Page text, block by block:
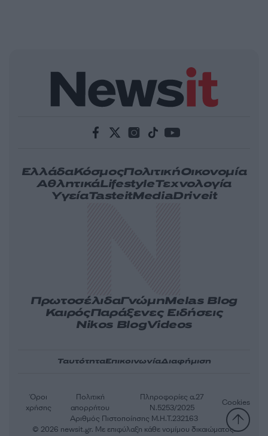
ΕλλάδαΚόσμοςΠολιτικήΟικονομία
ΑθλητικάLifestyleΤεχνολογία
ΥγείαTasteitMediaDriveit
ΠρωτοσέλιδαΓνώμηMelas Blog
ΚαιρόςΠαράξενες Ειδήσεις
Nikos BlogVideos
ΤαυτότηταΕπικοινωνίαΔιαφήμιση
Αριθμός Πιστοποίησης Μ.Η.Τ.232163
Όροι
χρήσης
Πολιτική
απορρήτου
Πληροφορίες α.27
Ν.5253/2025
Cookies
© 2026 newsit.gr. Με επιφύλαξη κάθε νομίμου δικαιώματος.